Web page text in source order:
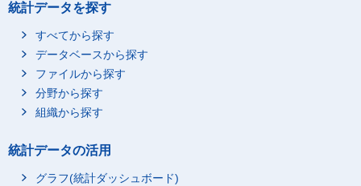
統計データを探す
すべてから探す
データベースから探す
ファイルから探す
分野から探す
組織から探す
統計データの活用
グラフ(統計ダッシュボード)